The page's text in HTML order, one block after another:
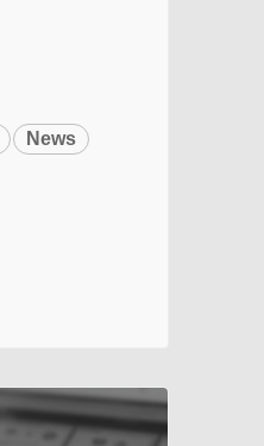
News